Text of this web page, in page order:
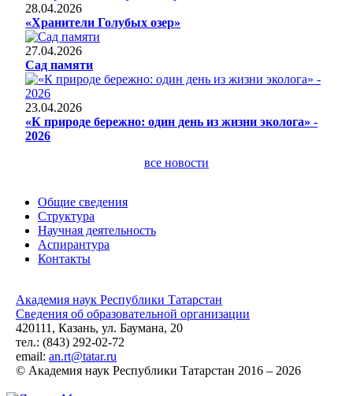
28.04.2026
«Хранители Голубых озер»
27.04.2026
Сад памяти
23.04.2026
«К природе бережно: один день из жизни эколога» -
2026
все новости
Общие сведения
Структура
Научная деятельность
Аспирантура
Контакты
Академия наук Республики Татарстан
Сведения об образовательной организации
420111, Казань, ул. Баумана, 20
тел.: (843) 292-02-72
email: an.rt@tatar.ru
© Академия наук Республики Татарстан 2016 – 2026